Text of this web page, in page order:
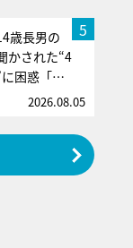
5
歳長男の
かされた“4
に困惑「…
2026.08.05